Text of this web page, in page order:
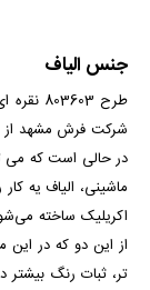
جنس الیاف
طرح 803603 نقره ای گل برجسته
در حالی است که می
ماشینی، الیاف یه
اکریلیک ساخته
از این دو که در این
تر، ثبات رنگ بیشتر